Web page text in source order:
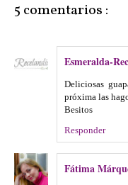
5 comentarios :
Esmeralda-
Deliciosas
próxima las
Besitos
Responder
Fátima